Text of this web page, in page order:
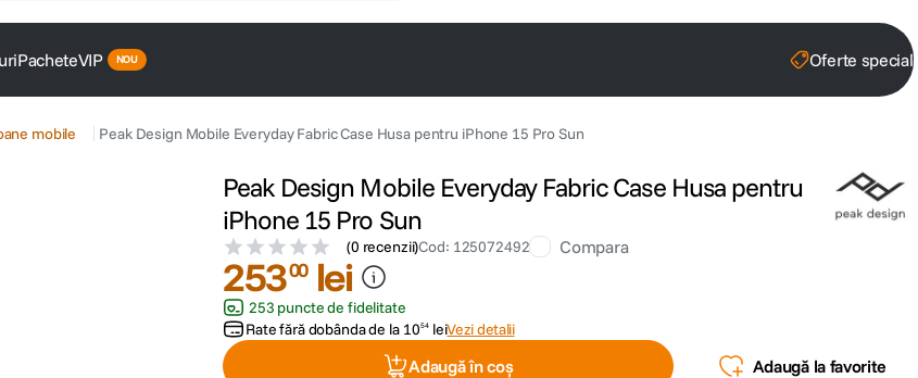
PacheteVIP Oferte
mobile Peak Design Mobile Everyday Fabric Case Husa pentru iPhone 15 Pro Sun
Peak Design Mobile Everyday Fabric Case Husa pentru
iPhone 15 Pro Sun
(0 recenzii)Cod: 125072492 Compara
25300 lei
253 puncte de fidelitate
Rate fără dobânda de la 1054 leiVezi detalii
Adaugă în coș Adaugă la favorite